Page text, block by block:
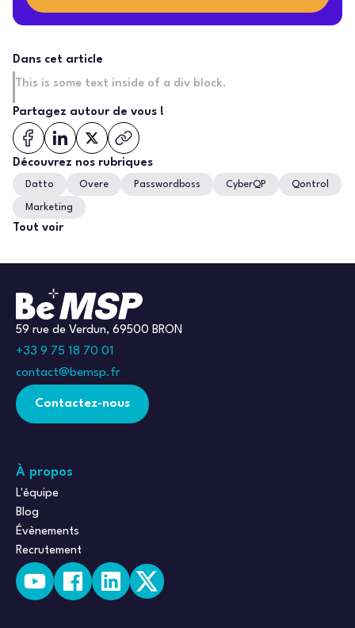
Dans cet article
This is some text inside of a div block.
Partagez autour de vous !
Découvrez nos rubriques
Datto Overe Passwordboss CyberQP Qontrol
Marketing
Tout voir
59 rue de Verdun, 69500 BRON
+33 9 75 18 70 01
contact@bemsp.fr
Contactez-nous
À propos
L'équipe
Blog
Évènements
Recrutement